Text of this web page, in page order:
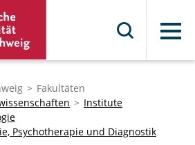
Menü
Fakultäten
Institute
Psychotherapie und Diagnostik